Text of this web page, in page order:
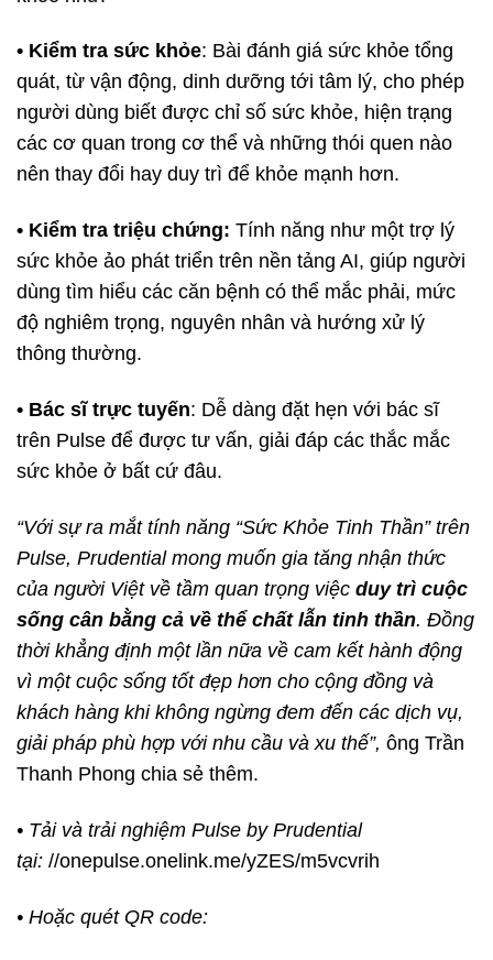
• Kiểm tra sức khỏe: Bài đánh giá sức khỏe tổng
quát, từ vận động, dinh dưỡng tới tâm lý, cho phép
người dùng biết được chỉ số sức khỏe, hiện trạng
các cơ quan trong cơ thể và những thói quen nào
nên thay đổi hay duy trì để khỏe mạnh hơn.
• Kiểm tra triệu chứng: Tính năng như một trợ lý
sức khỏe ảo phát triển trên nền tảng AI, giúp người
dùng tìm hiểu các căn bệnh có thể mắc phải, mức
độ nghiêm trọng, nguyên nhân và hướng xử lý
thông thường.
• Bác sĩ trực tuyến: Dễ dàng đặt hẹn với bác sĩ
trên Pulse để được tư vấn, giải đáp các thắc mắc
sức khỏe ở bất cứ đâu.
“Với sự ra mắt tính năng “Sức Khỏe Tinh Thần” trên
Pulse, Prudential mong muốn gia tăng nhận thức
của người Việt về tầm quan trọng việc duy trì cuộc
sống cân bằng cả về thể chất lẫn tinh thần. Đồng
thời khẳng định một lần nữa về cam kết hành động
vì một cuộc sống tốt đẹp hơn cho cộng đồng và
khách hàng khi không ngừng đem đến các dịch vụ,
giải pháp phù hợp với nhu cầu và xu thế”, ông Trần
Thanh Phong chia sẻ thêm.
• Tải và trải nghiệm Pulse by Prudential
tại: //onepulse.onelink.me/yZES/m5vcvrih
• Hoặc quét QR code: